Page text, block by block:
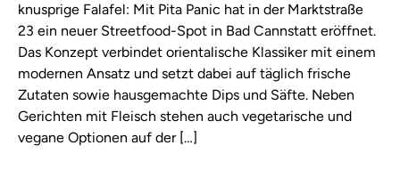
knusprige Falafel: Mit Pita Panic hat in der Marktstraße
23 ein neuer Streetfood-Spot in Bad Cannstatt eröffnet.
Das Konzept verbindet orientalische Klassiker mit einem
modernen Ansatz und setzt dabei auf täglich frische
Zutaten sowie hausgemachte Dips und Säfte. Neben
Gerichten mit Fleisch stehen auch vegetarische und
vegane Optionen auf der […]